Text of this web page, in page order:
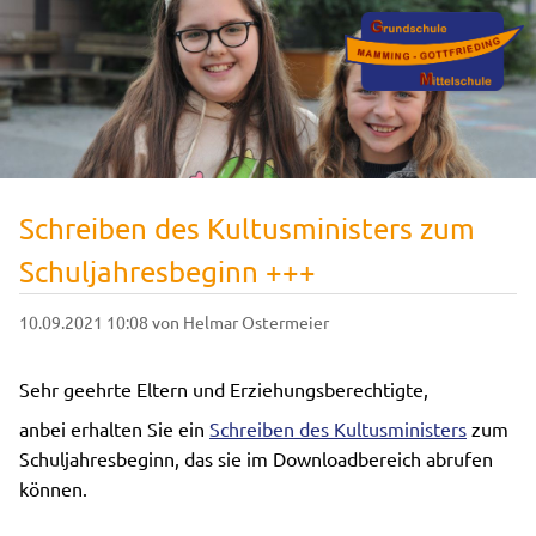
Schreiben des Kultusministers zum
Schuljahresbeginn +++
10.09.2021 10:08 von Helmar Ostermeier
Sehr geehrte Eltern und Erziehungsberechtigte,
anbei erhalten Sie ein Schreiben des Kultusministers zum
Schuljahresbeginn, das sie im Downloadbereich abrufen
können.